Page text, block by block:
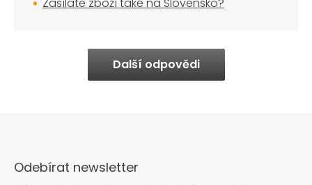
Zasíláte zboží také na Slovensko?
Další odpovědi
Odebírat newsletter